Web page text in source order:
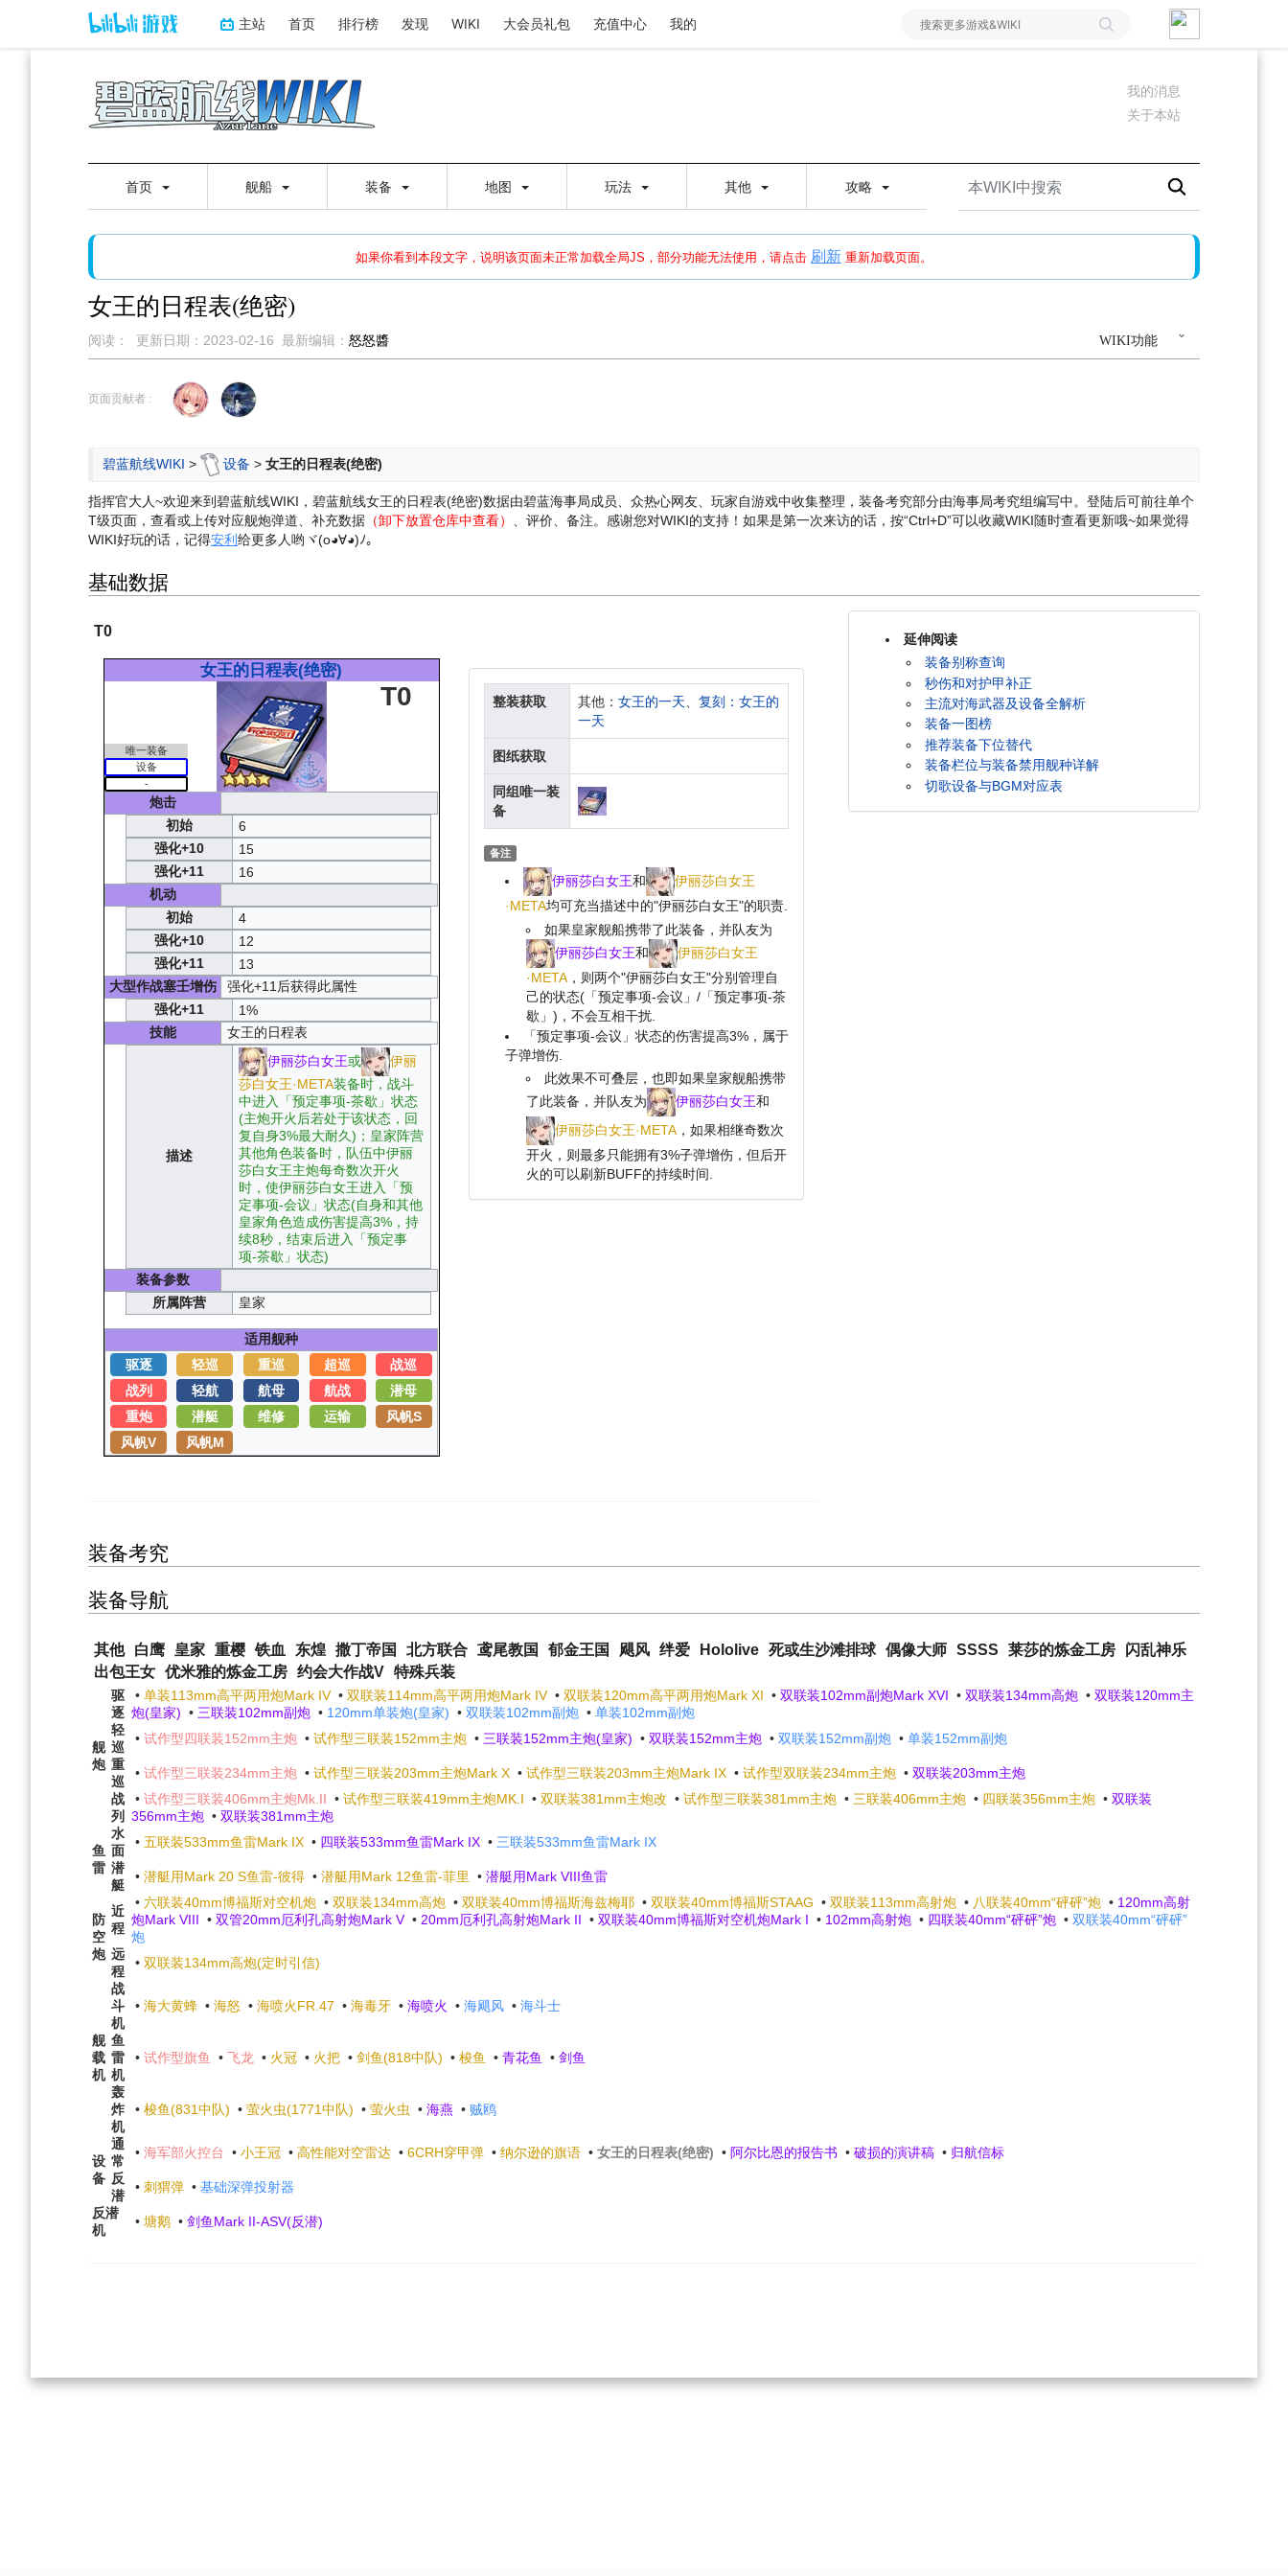
主站 首页 排行榜 发现 WIKI 大会员礼包 充值中心 我的
我的消息
关于本站
首页 舰船 装备 地图 玩法 其他 攻略
如果你看到本段文字，说明该页面未正常加载全局JS，部分功能无法使用，请点击 刷新 重新加载页面。
如果打开页面显示缩略图创建出错，请点击刷新或页面右上WIKI功能中的刷新按钮清除页面缓存并刷新，如果还有问题，请多尝试几次。
女王的日程表(绝密)
WIKI功能
阅读： 更新日期： 2023-02-16 最新编辑： 怒怒醬
到
到
页面贡献者 :
碧蓝航线WIKI > 设备 > 女王的日程表(绝密)
指挥官大人~欢迎来到碧蓝航线WIKI，碧蓝航线女王的日程表(绝密)数据由碧蓝海事局成员、众热心网友、玩家自游戏中收集整理，装备考究部分由海事局考究组编写中。登陆后可前往单个
T级页面，查看或上传对应舰炮弹道、补充数据 （卸下放置仓库中查看） 、评价、备注。感谢您对WIKI的支持！ 如果是第一次来访的话，按“Ctrl+D”可以收藏WIKI随时查看更新哦~如果觉得
WIKI好玩的话，记得安利 给更多人哟ヾ(o◕∀◕)ﾉ。
基础数据
T0
女王的日程表(绝密)
唯一装备
设备
-
T0
炮击
初始
6
强化+10
15
强化+11
16
机动
初始
4
强化+10
12
强化+11
13
大型作战塞壬增伤
强化+11后获得此属性
强化+11
1%
技能
女王的日程表
描述
伊丽莎白女王或
伊丽
莎白女王·META装备时，战斗
中进入「预定事项-茶歇」状态
(主炮开火后若处于该状态，回
复自身3%最大耐久)；皇家阵营
其他角色装备时，队伍中伊丽
莎白女王主炮每奇数次开火
时，使伊丽莎白女王进入「预
定事项-会议」状态(自身和其他
皇家角色造成伤害提高3%，持
续8秒，结束后进入「预定事
项-茶歇」状态)
装备参数
所属阵营
皇家
适用舰种
驱逐
轻巡 重巡 超巡
战巡
战列
轻航 航母 航战
潜母
重炮
潜艇 维修 运输
风帆S
风帆V
风帆M
整装获取 其他： 女王的一天、 复刻：女王的
一天
图纸获取
同组唯一装
备
备注
伊丽莎白女王和
伊丽莎白女王
·META均可充当描述中的"伊丽莎白女王"的职责.
如果皇家舰船携带了此装备，并队友为
伊丽莎白女王和
伊丽莎白女王
·META ，则两个"伊丽莎白女王"分别管理自
己的状态(「预定事项-会议」/「预定事项-茶
歇」)，不会互相干扰.
「预定事项-会议」状态的伤害提高3%，属于
子弹增伤.
此效果不可叠层，也即如果皇家舰船携带
了此装备，并队友为
伊丽莎白女王和
伊丽莎白女王·META ，如果相继奇数次
开火，则最多只能拥有3%子弹增伤，但后开
火的可以刷新BUFF的持续时间.
延伸阅读
装备别称查询
秒伤和对护甲补正
主流对海武器及设备全解析
装备一图榜
推荐装备下位替代
装备栏位与装备禁用舰种详解
切歌设备与BGM对应表
装备考究
装备导航
其他 白鹰 皇家 重樱 铁血 东煌 撒丁帝国 北方联合 鸢尾教国 郁金王国 飓风 绊爱 Hololive 死或生沙滩排球 偶像大师 SSSS 莱莎的炼金工房
闪乱神乐
出包王女 优米雅的炼金工房 约会大作战V 特殊兵装
舰
炮
驱
逐
• 单装113mm高平两用炮Mark IV • 双联装114mm高平两用炮Mark IV • 双联装120mm高平两用炮Mark XI • 双联装102mm副炮Mark XVI • 双联装134mm高炮 • 双联装120mm主
炮(皇家) • 三联装102mm副炮 • 120mm单装炮(皇家) • 双联装102mm副炮 • 单装102mm副炮
轻
巡
• 试作型四联装152mm主炮 • 试作型三联装152mm主炮 • 三联装152mm主炮(皇家) • 双联装152mm主炮 • 双联装152mm副炮 • 单装152mm副炮
重
巡
• 试作型三联装234mm主炮 • 试作型三联装203mm主炮Mark X • 试作型三联装203mm主炮Mark IX • 试作型双联装234mm主炮 • 双联装203mm主炮
战
列
• 试作型三联装406mm主炮Mk.II • 试作型三联装419mm主炮MK.I • 双联装381mm主炮改 • 试作型三联装381mm主炮 • 三联装406mm主炮 • 四联装356mm主炮 • 双联装
356mm主炮 • 双联装381mm主炮
鱼
雷
水
面
• 五联装533mm鱼雷Mark IX • 四联装533mm鱼雷Mark IX • 三联装533mm鱼雷Mark IX
潜
艇
• 潜艇用Mark 20 S鱼雷-彼得 • 潜艇用Mark 12鱼雷-菲里 • 潜艇用Mark VIII鱼雷
防
空
炮
近
程
• 六联装40mm博福斯对空机炮 • 双联装134mm高炮 • 双联装40mm博福斯海兹梅耶 • 双联装40mm博福斯STAAG • 双联装113mm高射炮 • 八联装40mm“砰砰”炮 • 120mm高射
炮Mark VIII • 双管20mm厄利孔高射炮Mark V • 20mm厄利孔高射炮Mark II • 双联装40mm博福斯对空机炮Mark I • 102mm高射炮 • 四联装40mm“砰砰”炮 • 双联装40mm“砰砰”
炮
远
程
• 双联装134mm高炮(定时引信)
舰
载
机
战
斗
机
• 海大黄蜂 • 海怒 • 海喷火FR.47 • 海毒牙 • 海喷火 • 海飓风 • 海斗士
鱼
雷
机
• 试作型旗鱼 • 飞龙 • 火冠 • 火把 • 剑鱼(818中队) • 梭鱼 • 青花鱼 • 剑鱼
轰
炸
机
• 梭鱼(831中队) • 萤火虫(1771中队) • 萤火虫 • 海燕 • 贼鸥
设
备
通
常
• 海军部火控台 • 小王冠 • 高性能对空雷达 • 6CRH穿甲弹 • 纳尔逊的旗语 • 女王的日程表(绝密) • 阿尔比恩的报告书 • 破损的演讲稿 • 归航信标
反
潜
• 刺猬弹 • 基础深弹投射器
反潜
机
• 塘鹅 • 剑鱼Mark II-ASV(反潜)